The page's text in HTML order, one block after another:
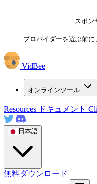
スポン
プロバイダーを選ぶ前
VidBee
オンラインツール
Resources ドキュメント
日本語
無料ダウンロード